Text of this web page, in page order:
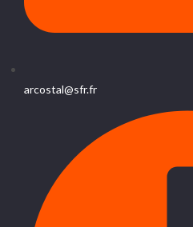
arcostal@sfr.fr